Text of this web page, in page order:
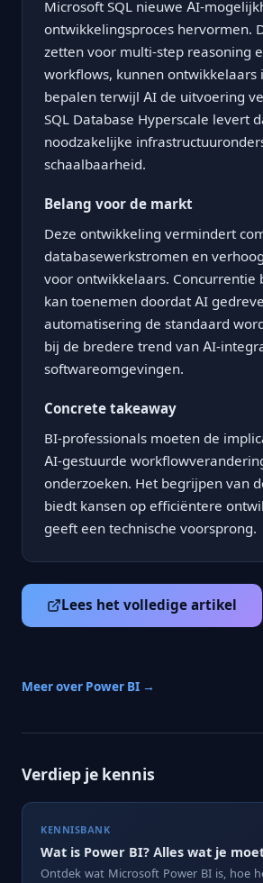
Microsoft SQL nieuwe AI-
ontwikkelingsproces hervormen.
zetten voor multi-step reasoning
workflows, kunnen ontwikkelaars
bepalen terwijl AI de uitvoering
SQL Database Hyperscale levert
noodzakelijke
schaalbaarheid.
Belang voor de markt
Deze ontwikkeling vermindert
databasewerkstromen en
voor ontwikkelaars. Concurrentie
kan toenemen doordat AI
automatisering de standaard
bij de bredere trend van AI-
softwareomgevingen.
Concrete takeaway
BI-professionals moeten de
AI-gestuurde
onderzoeken. Het begrijpen van
biedt kansen op efficiëntere
geeft een technische voorsprong.
Lees het volledige artikel
Meer over Power BI →
Verdiep je kennis
KENNISBANK
Wat is Power BI? Alles wat je
Ontdek wat Microsoft Power BI is, hoe